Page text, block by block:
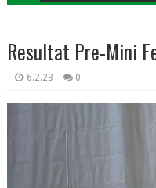
Resultat Pre-Mini
6.2.23 0